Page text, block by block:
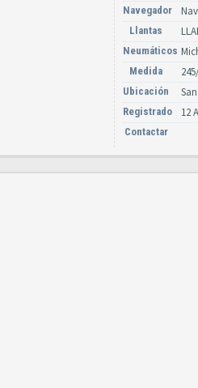
Navegador
Llantas
Neumáticos
Medida
Ubicación
Registrado 12
Contactar